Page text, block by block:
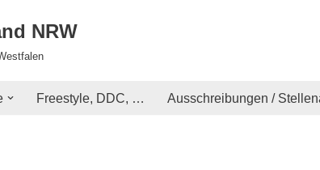
NRW
Freestyle, DDC, … Ausschreibungen /